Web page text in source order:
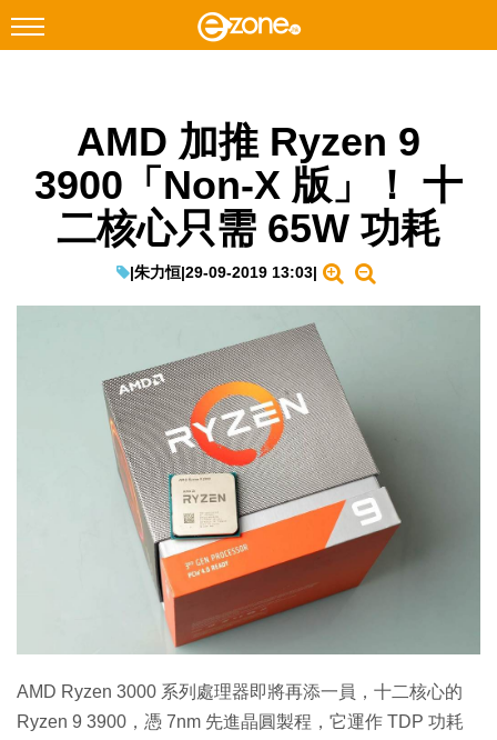
Facebook Instagram
科技焦點
網絡生活
教學評測
生成式AI與雲端應用
Enterprise Digital Transformation
AMD 加推 Ryzen 9
3900「Non-X 版」！ 十
二核心只需 65W 功耗
|朱力恒|29-09-2019 13:03|
AMD Ryzen 3000 系列處理器即將再添一員，十二核心的
Ryzen 9 3900，憑 7nm 先進晶圓製程，它運作 TDP 功耗